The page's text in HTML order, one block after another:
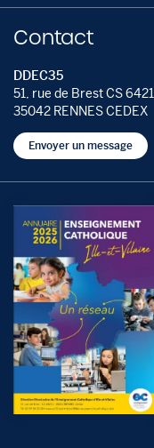
Contact
DDEC35
51, rue de Brest CS
35042 RENNES CEDEX
Envoyer un message